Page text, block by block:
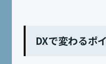
DXで変わるポ